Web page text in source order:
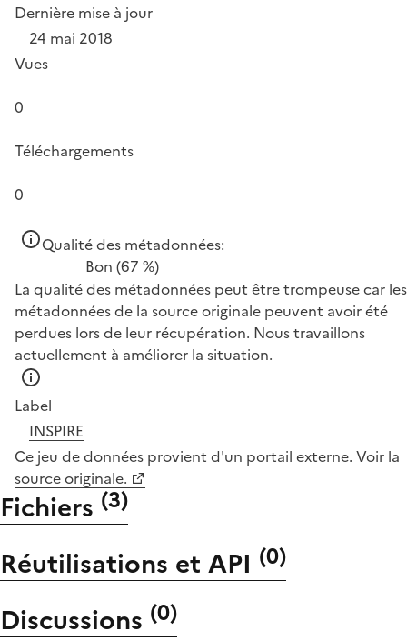
Dernière mise à jour
24 mai 2018
Vues
0
Téléchargements
0
Qualité des métadonnées:
Bon (67 %)
La qualité des métadonnées peut être trompeuse car les
métadonnées de la source originale peuvent avoir été
perdues lors de leur récupération. Nous travaillons
actuellement à améliorer la situation.
Label
INSPIRE
Ce jeu de données provient d'un portail externe. Voir la
source originale.
Fichiers (3)
Réutilisations et API (0)
Discussions (0)